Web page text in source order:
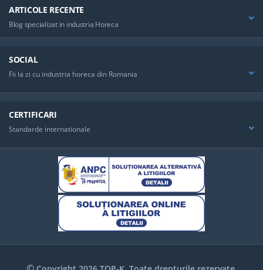
ARTICOLE RECENTE
Blog specializat in industria Horeca
SOCIAL
Fii la zi cu industria horeca din Romania
CERTIFICARI
Standarde internationale